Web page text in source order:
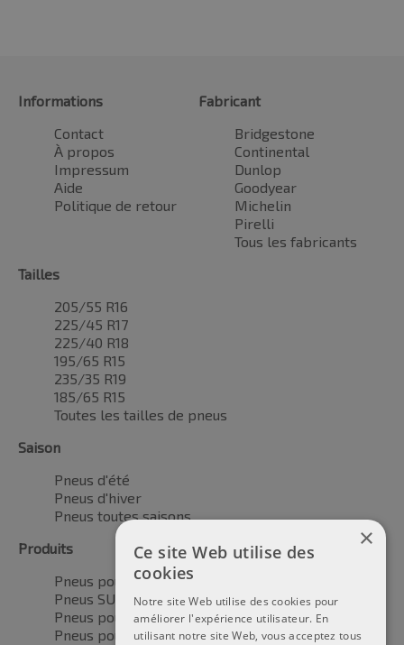
Informations
Contact
À propos
Impressum
Aide
Politique de retour
Fabricant
Bridgestone
Continental
Dunlop
Goodyear
Michelin
Pirelli
Tous les fabricants
Tailles
205/55 R16
225/45 R17
225/40 R18
195/65 R15
235/35 R19
185/65 R15
Toutes les tailles de pneus
Saison
Pneus d'été
Pneus d'hiver
Pneus toutes saisons
Produits
Pneus pour voitures
Pneus SUV / 4x4
Pneus pour camionnettes
Pneus pour motos
×
Ce site Web utilise des
cookies
Notre site Web utilise des cookies pour
améliorer l'expérience utilisateur. En
utilisant notre site Web, vous acceptez tous